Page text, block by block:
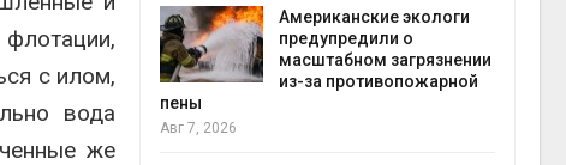
флотации,
с илом,
вода
же
вложения в
от пожаров
шин
Американские экологи
предупредили о
масштабном загрязнении
из-за противопожарной
пены
Авг 7, 2026